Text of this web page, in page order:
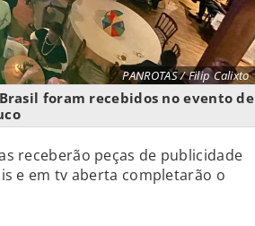
PANROTAS / Filip Calixto
foram recebidos no evento de
receberão peças de publicidade
e em tv aberta completarão o